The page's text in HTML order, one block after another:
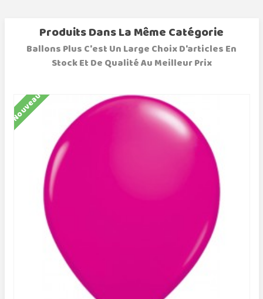
Produits Dans La Même Catégorie
Ballons Plus C'est Un Large Choix D'articles En
Stock Et De Qualité Au Meilleur Prix
Nouveau